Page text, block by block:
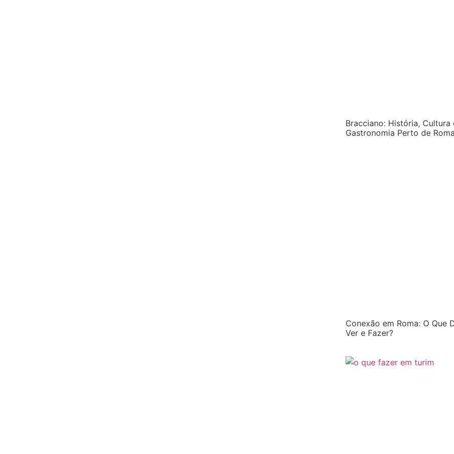
Bracciano: História, Cultura
Gastronomia Perto de
Conexão em Roma: O Que
Ver e Fazer?